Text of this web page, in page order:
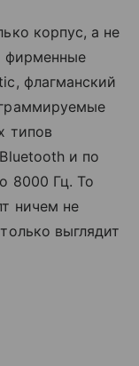
корпус, а не
фирменные
флагманский
типов
и по
8000 Гц. То
ничем не
выглядит